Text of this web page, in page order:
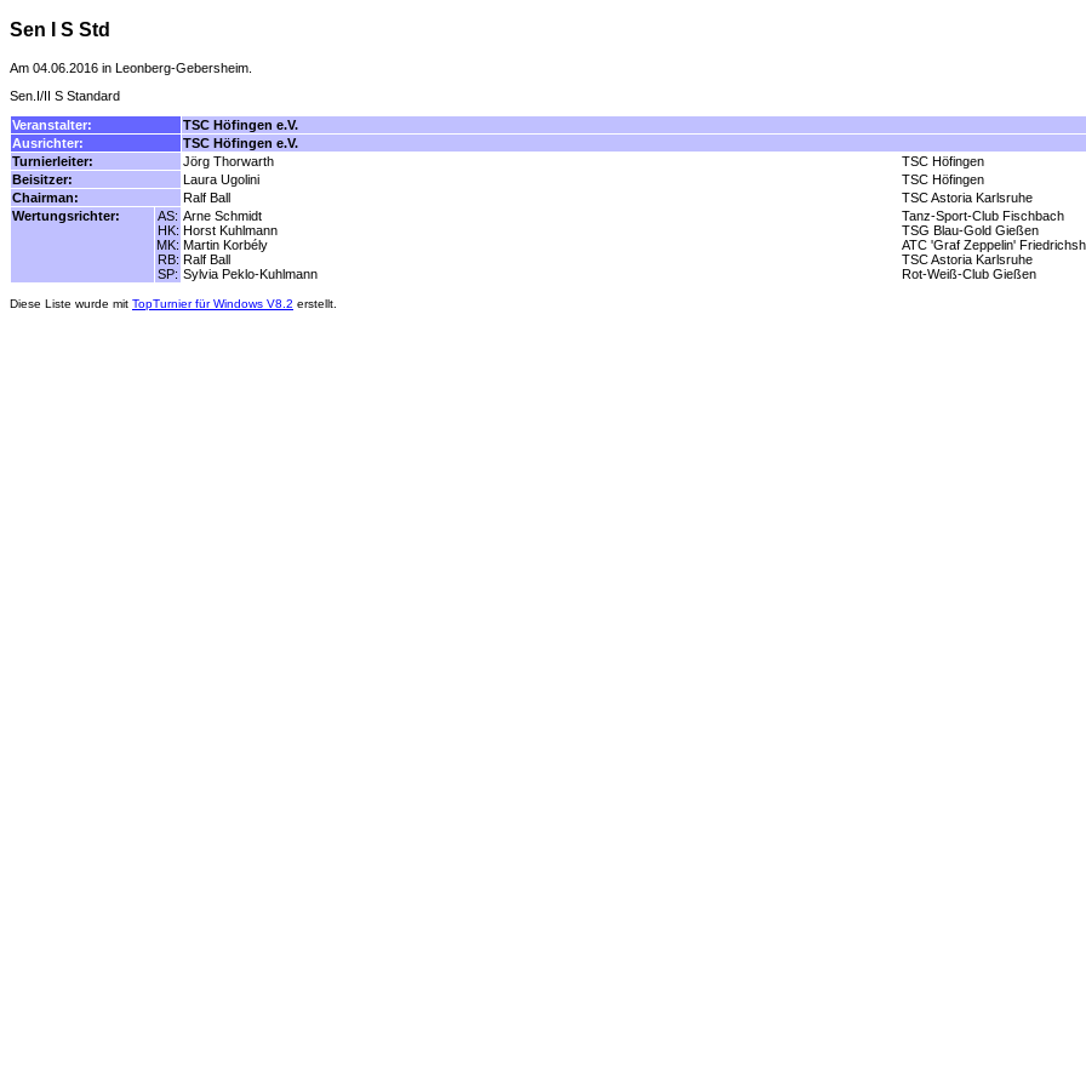
Sen I S Std
Am 04.06.2016 in Leonberg-Gebersheim.
Sen.I/II S Standard
Veranstalter:
TSC Höfingen e.V.
Ausrichter:
TSC Höfingen e.V.
Turnierleiter:
Jörg Thorwarth
TSC Höfingen
Beisitzer:
Laura Ugolini
TSC Höfingen
Chairman:
Ralf Ball
TSC Astoria Karlsruhe
Wertungsrichter:
AS:
HK:
MK:
RB:
SP:
Arne Schmidt
Horst Kuhlmann
Martin Korbély
Ralf Ball
Sylvia Peklo-Kuhlmann
Tanz-Sport-Club Fischbach
TSG Blau-Gold Gießen
ATC 'Graf Zeppelin'
TSC Astoria Karlsruhe
Rot-Weiß-Club Gießen
Diese Liste wurde mit TopTurnier für Windows V8.2 erstellt.